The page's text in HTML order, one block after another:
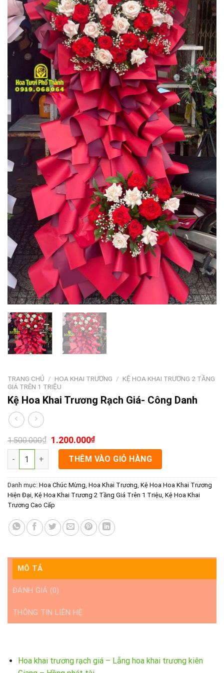
TRANG CHỦ / HOA KHAI TRƯƠNG / KỆ HOA KHAI TRƯƠNG 2 TẦNG
GIÁ TRÊN 1 TRIỆU
Kệ Hoa Khai Trương Rạch Giá- Công Danh
1.500.000₫ 1.200.000₫
Kệ Hoa Khai Trương Rạch Giá- Công Danh số lượng
THÊM VÀO GIỎ HÀNG
Danh mục: Hoa Chúc Mừng, Hoa Khai Trương, Kệ Hoa Hoa Khai Trương
Hiện Đại, Kệ Hoa Khai Trương 2 Tầng Giá Trên 1 Triệu, Kệ Hoa Khai
Trương Cao Cấp
MÔ TẢ
ĐÁNH GIÁ (0)
THÔNG TIN LIÊN HỆ
Hoa khai trương rạch giá – Lẵng hoa khai trương kiên